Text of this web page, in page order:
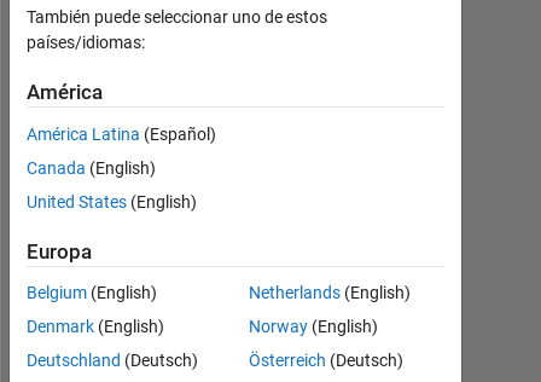
|
Con
desde
Followers:
0
Follow
También puede seleccionar uno de estos
países/idiomas:
América
América Latina (Español)
Canada (English)
United States (English)
Europa
Belgium (English)
Denmark (English)
Deutschland (Deutsch)
Netherlands(English)
Norway(English)
Österreich (Deutsch)